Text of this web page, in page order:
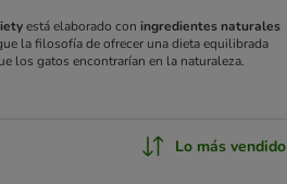
está elaborado con ingredientes naturales
la filosofía de ofrecer una dieta equilibrada
los gatos encontrarían en la naturaleza.
Lo más vendido